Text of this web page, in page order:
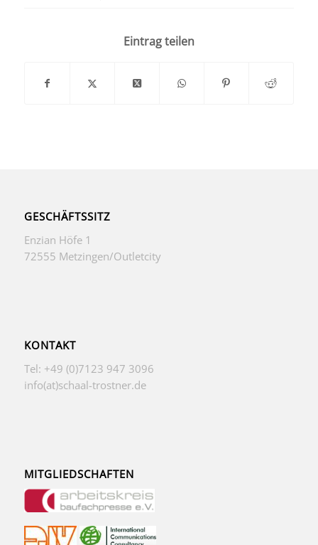
Eintrag teilen
GESCHÄFTSSITZ
Enzian Höfe 1
72555 Metzingen/Outletcity
KONTAKT
Tel: +49 (0)7123 947 3096
info(at)schaal-trostner.de
MITGLIEDSCHAFTEN